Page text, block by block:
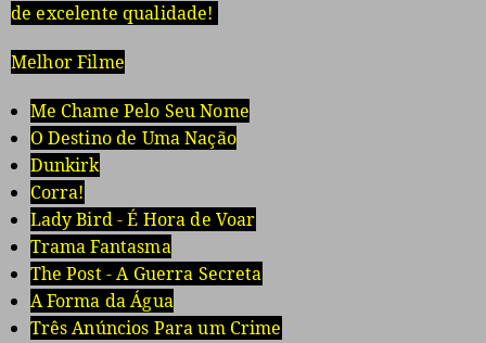
de excelente qualidade!
Melhor Filme
Me Chame Pelo Seu Nome
O Destino de Uma Nação
Dunkirk
Corra!
Lady Bird - É Hora de Voar
Trama Fantasma
The Post - A Guerra Secreta
A Forma da Água
Três Anúncios Para um Crime